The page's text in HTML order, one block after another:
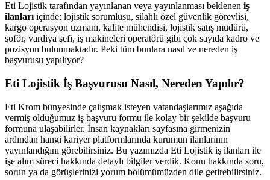
Eti Lojistik tarafından yayınlanan veya yayınlanması beklenen iş
ilanları içinde; lojistik sorumlusu, silahlı özel güvenlik görevlisi,
kargo operasyon uzmanı, kalite mühendisi, lojistik satış müdürü,
şoför, vardiya şefi, iş makineleri operatörü gibi çok sayıda kadro ve
pozisyon bulunmaktadır. Peki tüm bunlara nasıl ve nereden iş
başvurusu yapılıyor?
Eti Lojistik İş Başvurusu Nasıl, Nereden Yapılır?
Eti Krom bünyesinde çalışmak isteyen vatandaşlarımız aşağıda
vermiş olduğumuz iş başvuru formu ile kolay bir şekilde başvuru
formuna ulaşabilirler. İnsan kaynakları sayfasına girmenizin
ardından hangi kariyer platformlarında kurumun ilanlarının
yayınlandığını görebilirsiniz. Bu yazımızda Eti Lojistik iş ilanları ile
işe alım süreci hakkında detaylı bilgiler verdik. Konu hakkında soru,
sorun ya da görüşlerinizi yorum bölümümüzden dile getirebilirsiniz.